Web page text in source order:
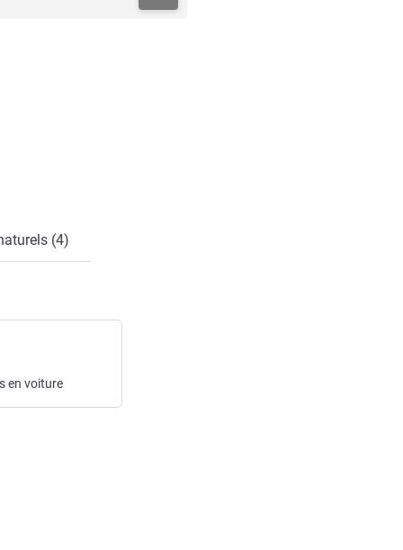
(4)
en voiture